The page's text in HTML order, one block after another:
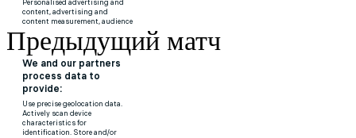
Предыдущий матч